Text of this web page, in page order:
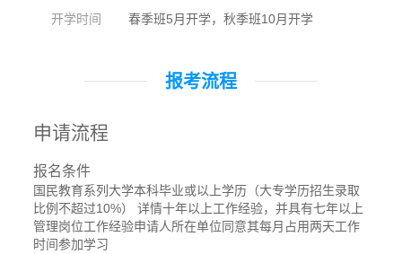
开学时间 春季班5月开学，秋季班10月开学
报考流程
申请流程
报名条件
国民教育系列大学本科毕业或以上学历（大专学历招生录取
比例不超过10%） 详情十年以上工作经验，并具有七年以上
管理岗位工作经验申请人所在单位同意其每月占用两天工作
时间参加学习